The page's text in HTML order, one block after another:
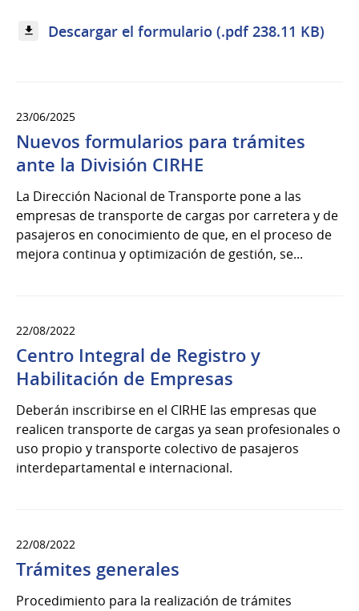
Descargar el formulario (.pdf 238.11 KB)
23/06/2025
Nuevos formularios para trámites
ante la División CIRHE
La Dirección Nacional de Transporte pone a las
empresas de transporte de cargas por carretera y de
pasajeros en conocimiento de que, en el proceso de
mejora continua y optimización de gestión, se...
22/08/2022
Centro Integral de Registro y
Habilitación de Empresas
Deberán inscribirse en el CIRHE las empresas que
realicen transporte de cargas ya sean profesionales o
uso propio y transporte colectivo de pasajeros
interdepartamental e internacional.
22/08/2022
Trámites generales
Procedimiento para la realización de trámites